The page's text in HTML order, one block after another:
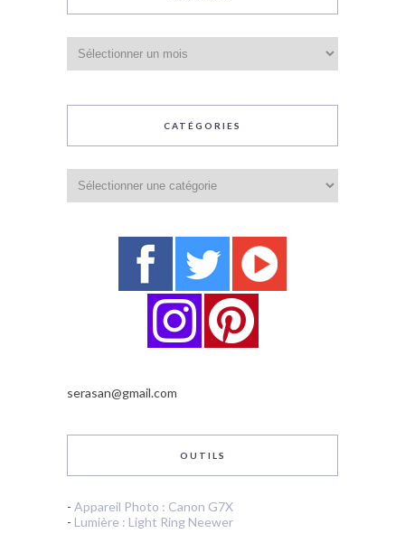
CATÉGORIES
serasan@gmail.com
OUTILS
- Appareil Photo : Canon G7X
- Lumière : Light Ring Neewer